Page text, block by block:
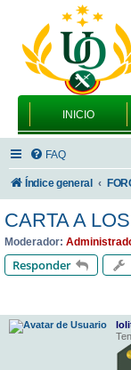
INICIO
FAQ
Índice general
CARTA A
Moderador:
Responder